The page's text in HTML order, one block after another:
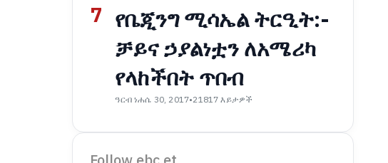
7 የቤጂንግ ሚሳኤል ትርዒት:-
ቻይና ኃያልነቷን ለአሜሪካ
የላከችበት ጥበብ
ዓርብ ነሐሴ 30, 2017•21817 እይታዎች